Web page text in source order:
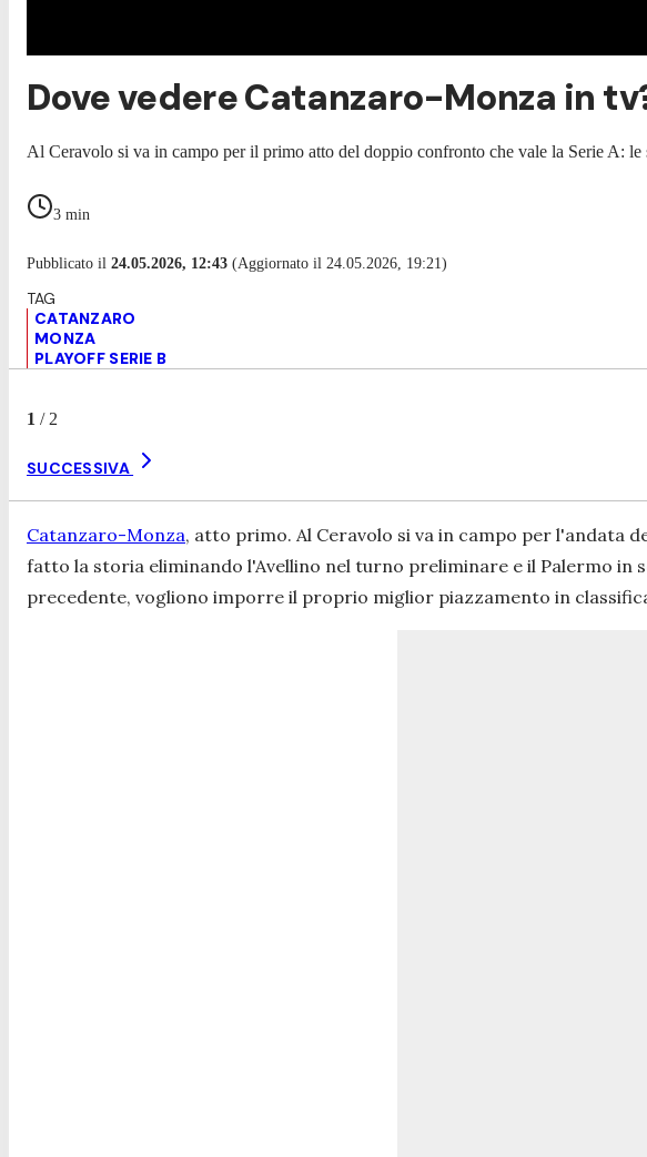
Dove vedere Catanzaro-Monza in
Al Ceravolo si va in campo per il primo atto del doppio confronto che vale la Serie A:
3 min
Pubblicato il 24.05.2026, 12:43 (Aggiornato il 24.05.2026, 19:21)
CATANZARO
MONZA
PLAYOFF SERIE B
1 / 2
SUCCESSIVA
Catanzaro-Monza, atto primo. Al Ceravolo si va in campo per l'andata
fatto la storia eliminando l'Avellino nel turno preliminare e il Palermo in
precedente, vogliono imporre il proprio miglior piazzamento in